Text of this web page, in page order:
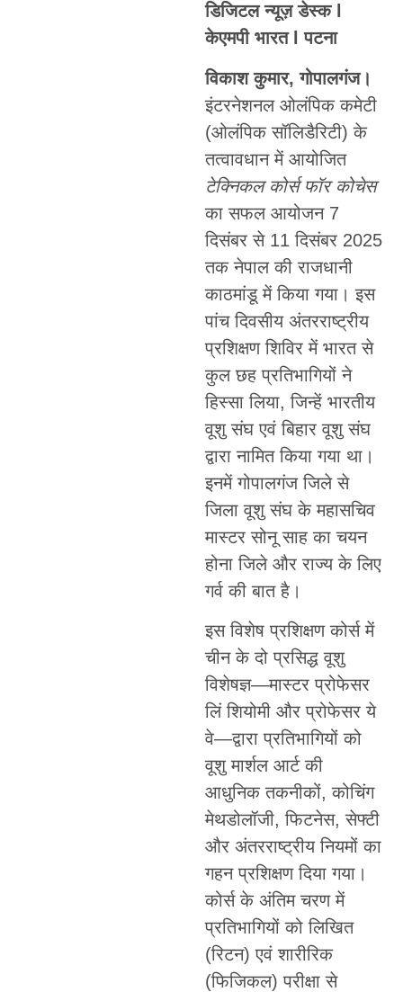
डिजिटल न्यूज़ डेस्क l
केएमपी भारत l पटना
विकाश कुमार, गोपालगंज।
इंटरनेशनल ओलंपिक कमेटी
(ओलंपिक सॉलिडैरिटी) के
तत्वावधान में आयोजित
टेक्निकल कोर्स फॉर कोचेस
का सफल आयोजन 7
दिसंबर से 11 दिसंबर 2025
तक नेपाल की राजधानी
काठमांडू में किया गया। इस
पांच दिवसीय अंतरराष्ट्रीय
प्रशिक्षण शिविर में भारत से
कुल छह प्रतिभागियों ने
हिस्सा लिया, जिन्हें भारतीय
वूशु संघ एवं बिहार वूशु संघ
द्वारा नामित किया गया था।
इनमें गोपालगंज जिले से
जिला वूशु संघ के महासचिव
मास्टर सोनू साह का चयन
होना जिले और राज्य के लिए
गर्व की बात है।
इस विशेष प्रशिक्षण कोर्स में
चीन के दो प्रसिद्ध वूशु
विशेषज्ञ—मास्टर प्रोफेसर
लिं शियोमी और प्रोफेसर ये
वे—द्वारा प्रतिभागियों को
वूशु मार्शल आर्ट की
आधुनिक तकनीकों, कोचिंग
मेथडोलॉजी, फिटनेस, सेफ्टी
और अंतरराष्ट्रीय नियमों का
गहन प्रशिक्षण दिया गया।
कोर्स के अंतिम चरण में
प्रतिभागियों को लिखित
(रिटन) एवं शारीरिक
(फिजिकल) परीक्षा से